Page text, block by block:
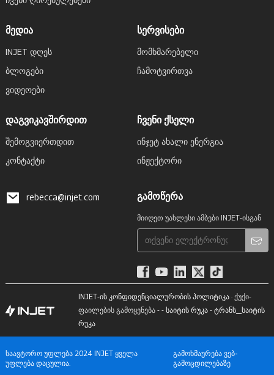
მედია
INJET დღეს
ბლოგები
ვიდეოები
სერვისები
Მომხმარებელი
Ჩამოტვირთვა
დაგვიკავშირდით
Შემოგვიერთდით
Კონტაქტი
ჩვენი ქსელი
Ინჯეტ Ახალი Ენერგია
Ინჟექტორი
rebecca@injet.com გამოწერა
მიიღეთ უახლესი ამბები INJET-ისგან
INJET-ის კონფიდენციალურობის პოლიტიკა · ქუქი-
ფაილების გამოყენება - -საიტის რუკა -ტრანს_საიტის
რუკა
საავტორო უფლება 2024 INJET ყველა
უფლება დაცულია.
გამოხმაურება ვებ-
გამოცდილებაზე